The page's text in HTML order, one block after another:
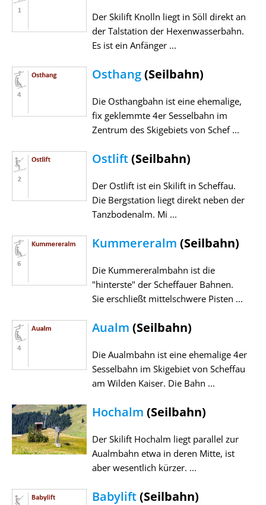
Der Skilift Knolln liegt in Söll direkt an
der Talstation der Hexenwasserbahn.
Es ist ein Anfänger ...
Osthang(Seilbahn)
Die Osthangbahn ist eine ehemalige,
fix geklemmte 4er Sesselbahn im
Zentrum des Skigebiets von Schef ...
Ostlift(Seilbahn)
Der Ostlift ist ein Skilift in Scheffau.
Die Bergstation liegt direkt neben der
Tanzbodenalm. Mi ...
Kummereralm (Seilbahn)
Die Kummereralmbahn ist die
"hinterste" der Scheffauer Bahnen.
Sie erschließt mittelschwere Pisten ...
Aualm (Seilbahn)
Die Aualmbahn ist eine ehemalige 4er
Sesselbahn im Skigebiet von Scheffau
am Wilden Kaiser. Die Bahn ...
Hochalm (Seilbahn)
Der Skilift Hochalm liegt parallel zur
Aualmbahn etwa in deren Mitte, ist
aber wesentlich kürzer. ...
Babylift(Seilbahn)